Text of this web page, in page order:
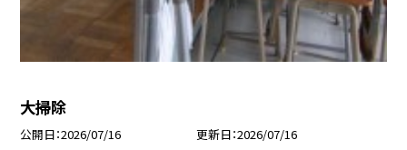
大掃除
公開日 2026/07/16 更新日 2026/07/16